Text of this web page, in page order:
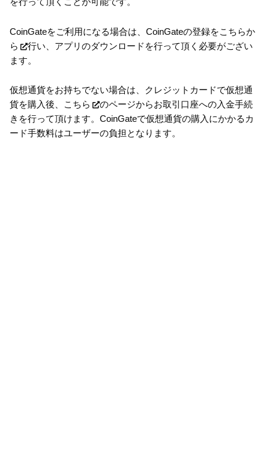
CoinGateをご利用になる場合は、CoinGateの登録をこちらか
ら
行い、アプリのダウンロードを行って頂く必要がござい
ます。
仮想通貨をお持ちでない場合は、クレジットカードで仮想通
貨を購入後、
こちら
のページからお取引口座への入金手続
きを行って頂けます。CoinGateで仮想通貨の購入にかかるカ
ード手数料はユーザーの負担となります。